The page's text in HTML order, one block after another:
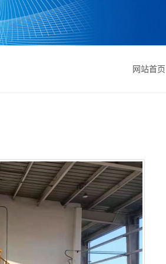
网站首页